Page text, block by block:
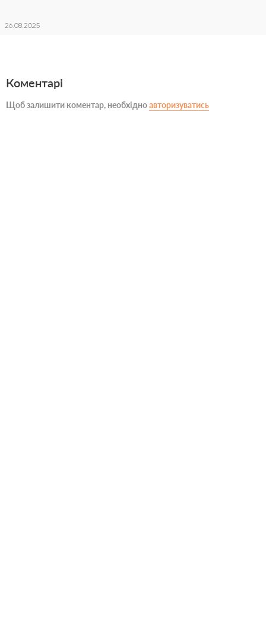
26.08.2025
Коментарі
Щоб залишити коментар, необхідноавторизуватись